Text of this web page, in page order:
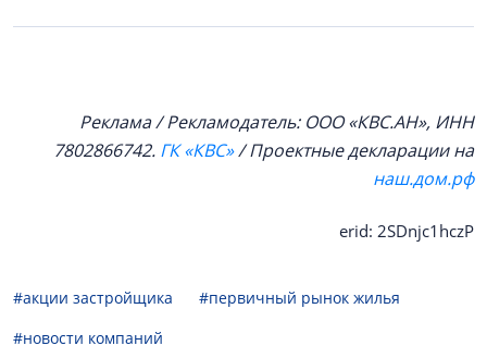
Реклама / Рекламодатель: ООО «КВС.АН», ИНН
7802866742. ГК «КВС»/ Проектные декларации на
наш.дом.рф
erid: 2SDnjc1hczP
#акции застройщика
#первичный рынок жилья
#новости компаний